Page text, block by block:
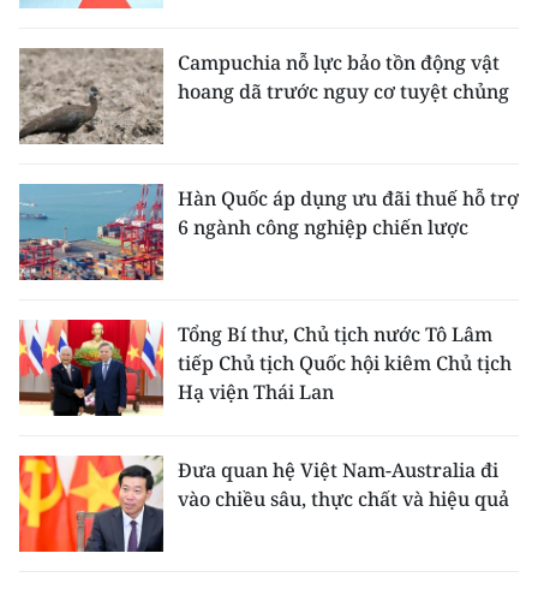
Campuchia nỗ lực bảo tồn động vật
hoang dã trước nguy cơ tuyệt chủng
Hàn Quốc áp dụng ưu đãi thuế hỗ trợ
6 ngành công nghiệp chiến lược
Tổng Bí thư, Chủ tịch nước Tô Lâm
tiếp Chủ tịch Quốc hội kiêm Chủ tịch
Hạ viện Thái Lan
Đưa quan hệ Việt Nam-Australia đi
vào chiều sâu, thực chất và hiệu quả